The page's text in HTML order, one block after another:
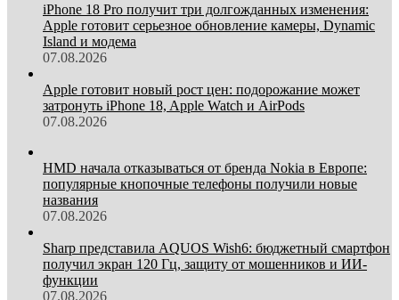
iPhone 18 Pro получит три долгожданных изменения:
Apple готовит серьезное обновление камеры, Dynamic
Island и модема
07.08.2026
Apple готовит новый рост цен: подорожание может
затронуть iPhone 18, Apple Watch и AirPods
07.08.2026
HMD начала отказываться от бренда Nokia в Европе:
популярные кнопочные телефоны получили новые
названия
07.08.2026
Sharp представила AQUOS Wish6: бюджетный смартфон
получил экран 120 Гц, защиту от мошенников и ИИ-
функции
07.08.2026